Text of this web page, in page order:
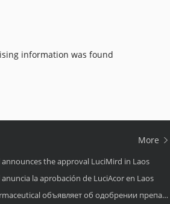
information was found
More
announces the approval LuciMird in Laos
la aprobación de LuciAcor en Laos
объявляет об одобрении препарата LuciAcor в Лаосе.